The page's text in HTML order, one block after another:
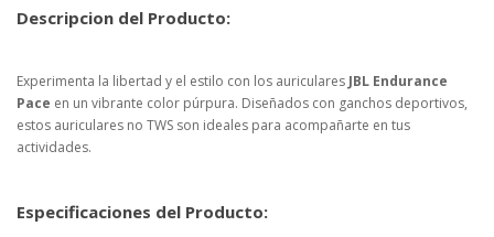
Descripcion del Producto:
Experimenta la libertad y el estilo con los auriculares JBL Endurance
Pace en un vibrante color púrpura. Diseñados con ganchos deportivos,
estos auriculares no TWS son ideales para acompañarte en tus
actividades.
Especificaciones del Producto: